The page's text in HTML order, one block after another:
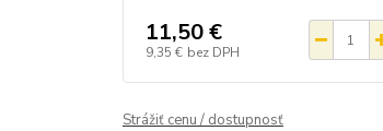
11,50 €
9,35 € bez DPH
Strážiť cenu / dostupnosť